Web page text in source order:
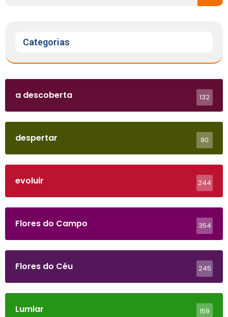
Categorias
a descoberta 132
despertar 90
evoluir 244
Flores do Campo 354
Flores do Céu 245
Lumiar 159